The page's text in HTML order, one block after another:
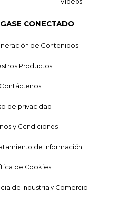
CONECTADO
de Contenidos
Productos
Contáctenos
de privacidad
y Condiciones
de Información
de Cookies
de Industria y Comercio